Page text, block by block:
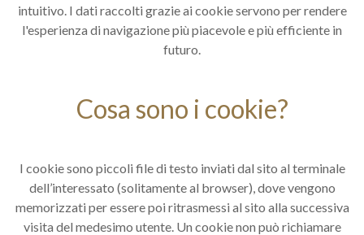
intuitivo. I dati raccolti grazie ai cookie servono per rendere
l'esperienza di navigazione più piacevole e più efficiente in
futuro.
Cosa sono i cookie?
I cookie sono piccoli file di testo inviati dal sito al terminale
dell’interessato (solitamente al browser), dove vengono
memorizzati per essere poi ritrasmessi al sito alla successiva
visita del medesimo utente. Un cookie non può richiamare